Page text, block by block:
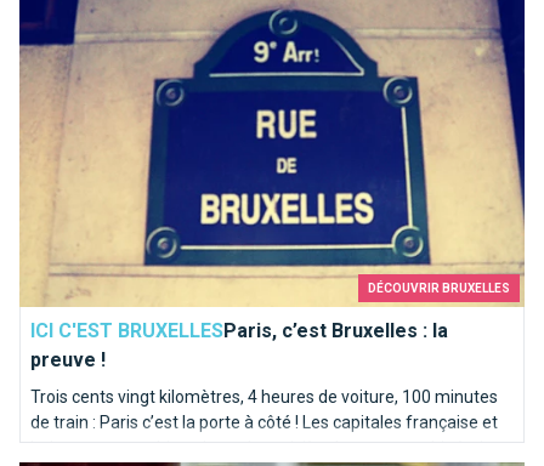
DÉCOUVRIR BRUXELLES
ICI C'EST BRUXELLESParis, c’est Bruxelles : la
preuve !
Trois cents vingt kilomètres, 4 heures de voiture, 100 minutes
de train : Paris c’est la porte à côté ! Les capitales française et
belge partagent bien plus qu’une rivière homonyme. Itinéraire